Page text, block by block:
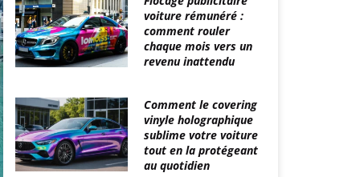
voiture rémunéré :
comment rouler
chaque mois vers un
revenu inattendu
Comment le covering
vinyle holographique
sublime votre voiture
tout en la protégeant
au quotidien